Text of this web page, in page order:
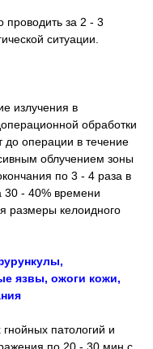
проводить за 2 - 3
ситуации.
излучения в
обработки
до операции в течение
облучением зоны
по 3 - 4 раза в
30 - 40% времени
размеры келоидного
язвы, ожоги кожи,
патологий и